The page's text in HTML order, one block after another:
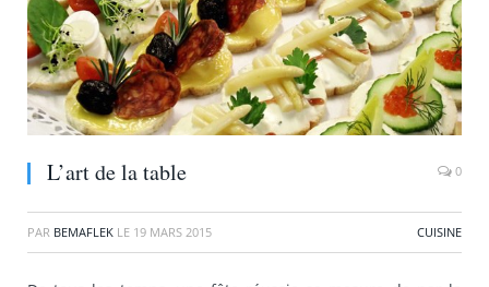
L’art de la table 0
PAR BEMAFLEK LE 19 MARS 2015 CUISINE